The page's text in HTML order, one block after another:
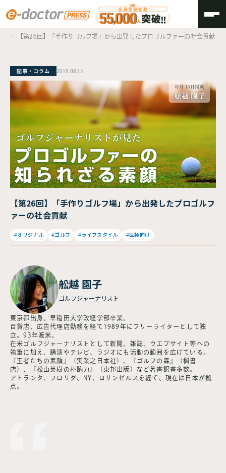
TOP
ゴルフジャーナリストが見た、プロゴルファーの知られざる素顔
【第26回】「手作りゴルフ場」から出発したプロゴルファーの社会貢献
記事・コラム 2019.08.15
【第26回】「手作りゴルフ場」から出発したプロゴルフ
ァーの社会貢献
#オリジナル #ゴルフ #ライフスタイル #医師向け
舩越 園子
ゴルフジャーナリスト
東京都出身。早稲田大学政経学部卒業。
百貨店、広告代理店勤務を経て1989年にフリーライターとして独
立。93年渡米。
在米ゴルフジャーナリストとして新聞、雑誌、ウエブサイト等への
執筆に加え、講演やテレビ、ラジオにも活動の範囲を広げている。
『王者たちの素顔』（実業之日本社）、『ゴルフの森』（楓書
店）、『松山英樹の朴訥力』（東邦出版）など著書訳書多数。
アトランタ、フロリダ、NY、ロサンゼルスを経て、現在は日本が拠
点。